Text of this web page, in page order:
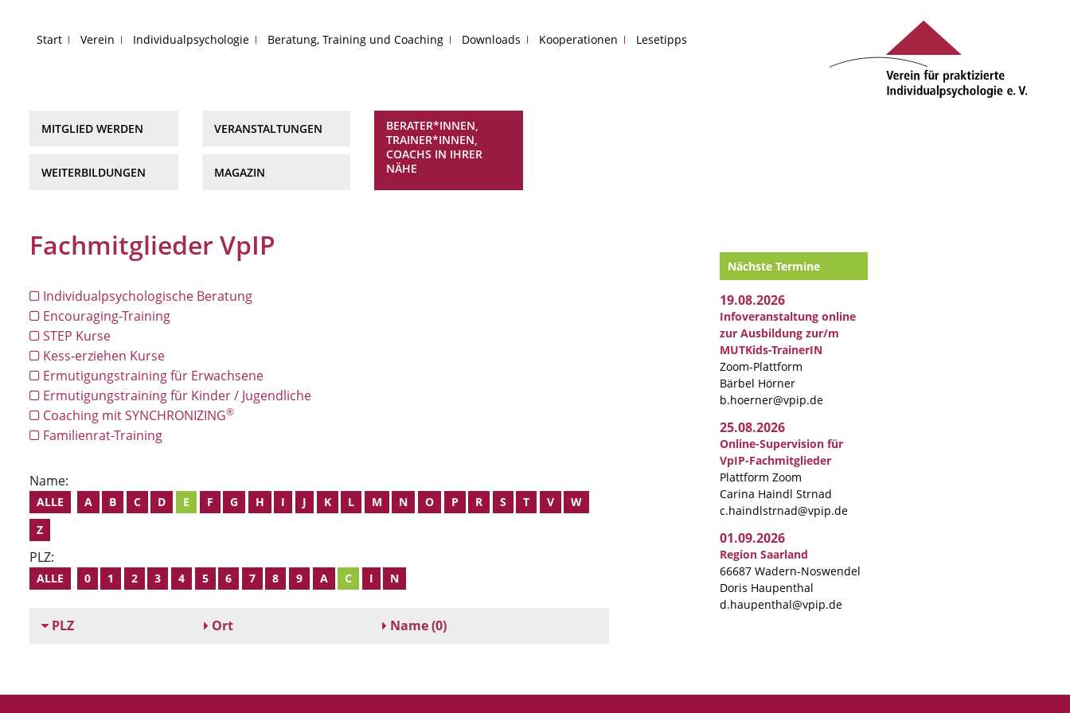
Start Verein Individualpsychologie Beratung, Training und Coaching Downloads Kooperationen Lesetipps
MITGLIED WERDEN
WEITERBILDUNGEN
VERANSTALTUNGEN
MAGAZIN
BERATER*INNEN,
TRAINER*INNEN,
COACHS IN IHRER
NÄHE
Fachmitglieder VpIP
Individualpsychologische Beratung
Encouraging-Training
STEP Kurse
Kess-erziehen Kurse
Ermutigungstraining für Erwachsene
Ermutigungstraining für Kinder / Jugendliche
Coaching mit SYNCHRONIZING®
Familienrat-Training
Name:
ALLE A B C D E F G H I J K L M N O P R S T V
W
Z
PLZ:
ALLE 0 1 2 3 4 5 6 7 8 9 A C I N
PLZ Ort Name(0)
Nächste Termine
19.08.2026
Infoveranstaltung online
zur Ausbildung zur/m
MUTKids-TrainerIN
Zoom-Plattform
Bärbel Hörner
b.hoerner@vpip.de
25.08.2026
Online-Supervision für
VpIP-Fachmitglieder
Plattform Zoom
Carina Haindl Strnad
c.haindlstrnad@vpip.de
01.09.2026
Region Saarland
66687 Wadern-Noswendel
Doris Haupenthal
d.haupenthal@vpip.de